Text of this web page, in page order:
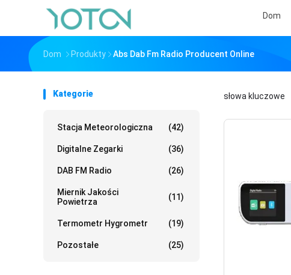
Dom
Dom Produkty Abs Dab Fm Radio Producent Online
Kategorie
Stacja Meteorologiczna (42)
Digitalne Zegarki (36)
DAB FM Radio (26)
Miernik Jakości
Powietrza
(11)
Termometr Hygrometr (19)
Pozostałe (25)
słowa kluczowe